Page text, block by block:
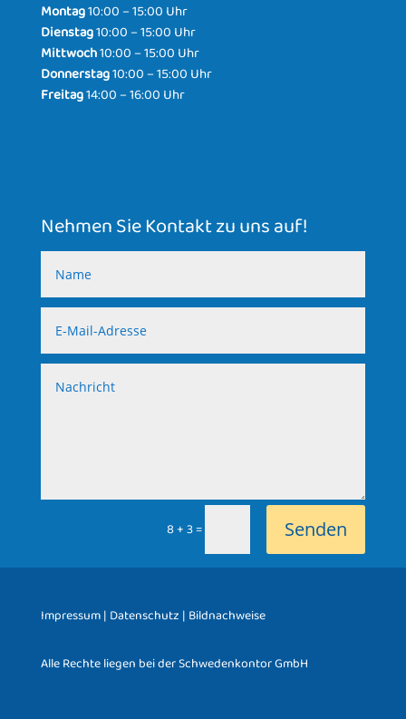
Montag10:00 – 15:00 Uhr
Dienstag10:00 – 15:00 Uhr
Mittwoch10:00 – 15:00 Uhr
Donnerstag10:00 – 15:00 Uhr
Freitag14:00 – 16:00 Uhr
Nehmen Sie Kontakt zu uns auf!
8 + 3= Senden
Impressum| Datenschutz | Bildnachweise
Alle Rechte liegen bei der Schwedenkontor GmbH